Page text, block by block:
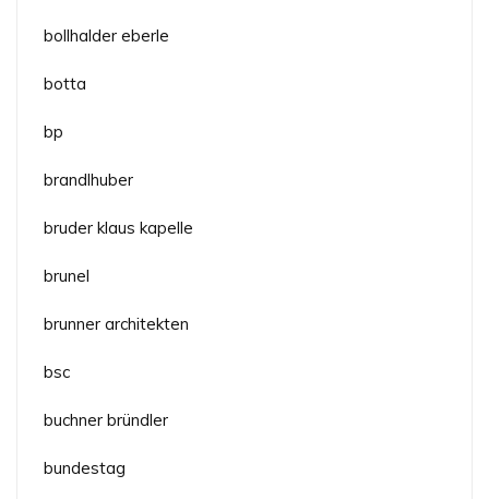
bollhalder eberle
botta
bp
brandlhuber
bruder klaus kapelle
brunel
brunner architekten
bsc
buchner bründler
bundestag